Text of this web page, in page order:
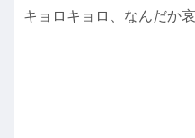
キョロキョロ、なんだか